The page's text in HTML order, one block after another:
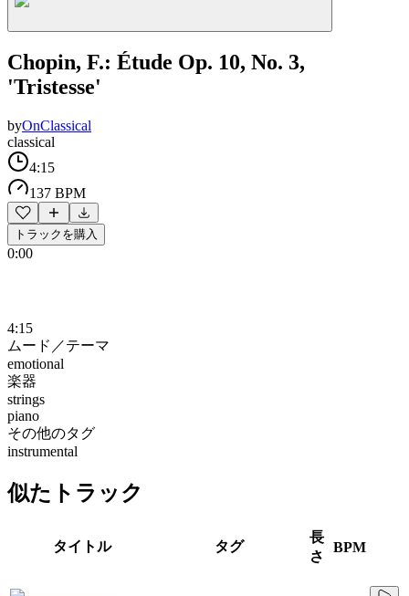
Chopin, F.: Étude Op. 10, No. 3,
'Tristesse'
byOnClassical
classical
4:15
137 BPM
トラックを購入
0:00
4:15
ムード／テーマ
emotional
楽器
strings
piano
その他のタグ
instrumental
似たトラック
タイトル タグ
長
さ
BPM